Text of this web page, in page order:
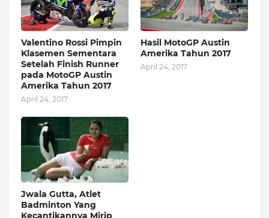
Valentino Rossi Pimpin
Klasemen Sementara
Setelah Finish Runner
pada MotoGP Austin
Amerika Tahun 2017
April 24, 2017
Hasil MotoGP Austin
Amerika Tahun 2017
April 24, 2017
Jwala Gutta, Atlet
Badminton Yang
Kecantikannya Mirip